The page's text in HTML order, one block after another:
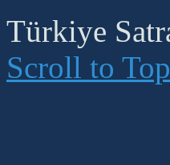
Türkiye
Scroll to Top